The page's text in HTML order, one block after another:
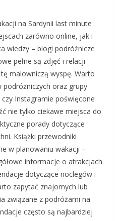
na Sardynii last minute
zarówno online, jak i
wiedzy – blogi podróżnicze
pełne są zdjęć i relacji
malowniczą wyspę. Warto
oraz grupy
Instagramie poświęcone
nie tylko ciekawe miejsca do
porady dotyczące
Książki przewodniki
w planowaniu wakacji –
informacje o atrakcjach
dotyczące noclegów i
zapytać znajomych lub
związane z podróżami na
często są najbardziej